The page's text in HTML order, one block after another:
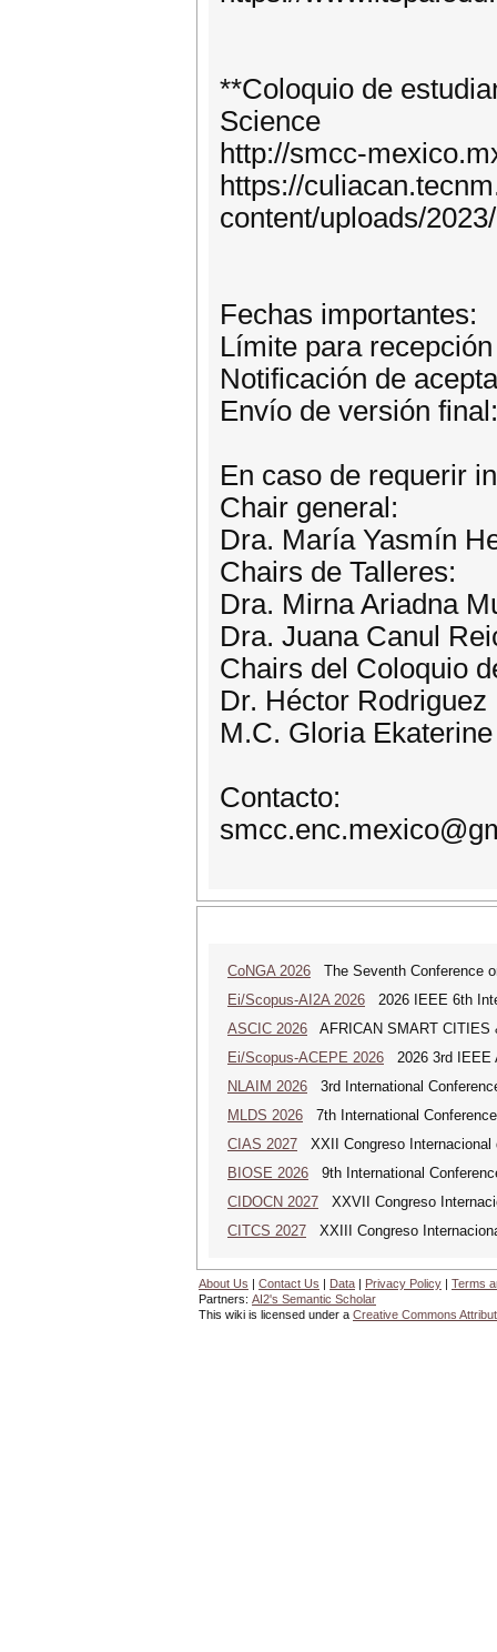
**Coloquio de
Science
http://smcc-
https://
content/uploads/
Fechas importantes:
Límite para
Notificación de
Envío de versión
En caso de requerir
Chair general:
Dra. María Yasmín
Chairs de Talleres:
Dra. Mirna Ariadna
Dra. Juana Canul
Chairs del Coloquio
Dr. Héctor
M.C. Gloria
Contacto:
CoNGA 2026 The Seventh Conference
Ei/Scopus-AI2A 2026 2026 IEEE 6th
ASCIC 2026 AFRICAN SMART CITIES
Ei/Scopus-ACEPE 2026 2026 3rd IEEE
NLAIM 2026 3rd International
MLDS 2026 7th International
CIAS 2027 XXII Congreso Internacional
BIOSE 2026 9th International
CIDOCN 2027 XXVII Congreso
CITCS 2027 XXIII Congreso
About Us | Contact Us | Data | Privacy Policy | Terms
Partners: AI2's Semantic Scholar
This wiki is licensed under a Creative Commons